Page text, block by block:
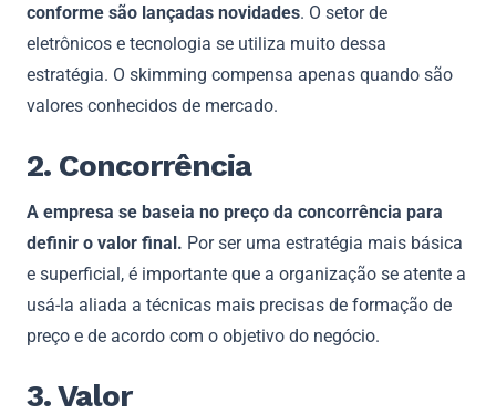
conforme são lançadas novidades. O setor de
eletrônicos e tecnologia se utiliza muito dessa
estratégia. O skimming compensa apenas quando são
valores conhecidos de mercado.
2. Concorrência
A empresa se baseia no preço da concorrência para
definir o valor final. Por ser uma estratégia mais básica
e superficial, é importante que a organização se atente a
usá-la aliada a técnicas mais precisas de formação de
preço e de acordo com o objetivo do negócio.
3. Valor